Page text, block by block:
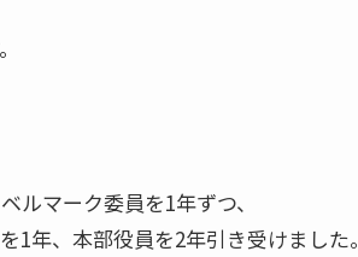
ルマーク委員を1年ずつ、
1年、本部役員を2年引き受けました。